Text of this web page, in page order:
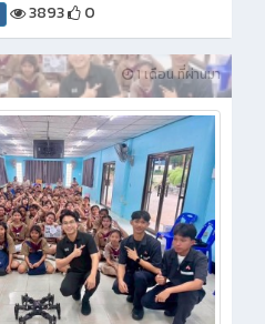
3893 0
1 เดือน ที่ผ่านมา